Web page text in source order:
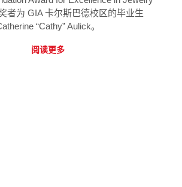
者为 GIA 卡尔斯巴德校区的毕业生
“Cathy” Aulick。
阅读更多